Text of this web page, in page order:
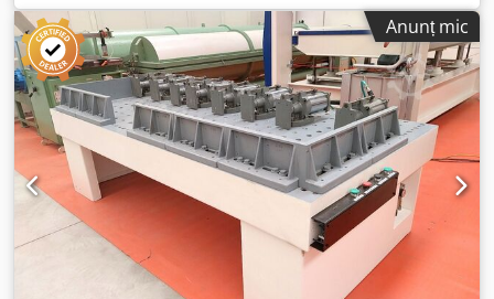
pentru producția de profile elastice, fabricată în 2014.
Producător: Vechiatto Model: PRESSA 1900*820 10V R4000
An de fabricație: 2014 Stare: folosită Djdoztdbvepfx
Adhowa Tip de mașină: Presă pentru producția de profile
elastice În cazul în care aveți întrebări sau doriți informații
suplimentare, vă rugăm să ne contactați printr-un mesaj
sau telefonic.
Anunț mic